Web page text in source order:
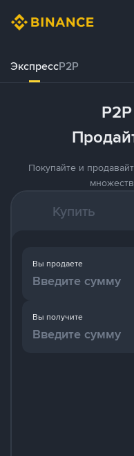
ЭкспрессP2P
Покупайте и
Купить
Вы получите
Вы продаете